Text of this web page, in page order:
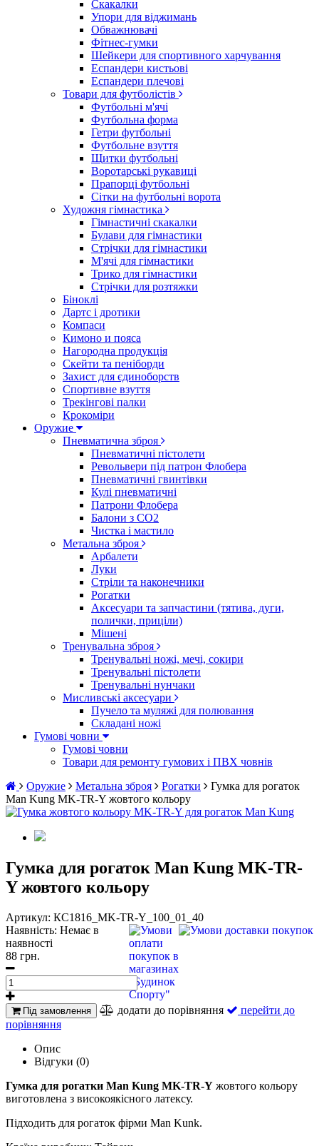
Скакалки
Упори для віджимань
Обважнювачі
Фітнес-гумки
Шейкери для спортивного харчування
Еспандери кистьові
Еспандери плечові
Товари для футболістів
Футбольні м'ячі
Футбольна форма
Гетри футбольні
Футбольне взуття
Щитки футбольні
Воротарські рукавиці
Прапорці футбольні
Сітки на футбольні ворота
Художня гімнастика
Гімнастичні скакалки
Булави для гімнастики
Стрічки для гімнастики
М'ячі для гімнастики
Трико для гімнастики
Стрічки для розтяжки
Біноклі
Дартс і дротики
Компаси
Кимоно и пояса
Нагородна продукція
Скейти та пеніборди
Захист для єдиноборств
Спортивне взуття
Трекінгові палки
Крокоміри
Оружие
Пневматична зброя
Пневматичні пістолети
Револьвери під патрон Флобера
Пневматичні гвинтівки
Кулі пневматичні
Патрони Флобера
Балони з CO2
Чистка і мастило
Метальна зброя
Арбалети
Луки
Стріли та наконечники
Рогатки
Аксесуари та запчастини (тятива, дуги,
полички, приціли)
Мішені
Тренувальна зброя
Тренувальні ножі, мечі, сокири
Тренувальні пістолети
Тренувальні нунчаки
Мисливські аксесуари
Пучело та муляжі для полювання
Складані ножі
Гумові човни
Гумові човни
Товари для ремонту гумових і ПВХ човнів
Оружие
Метальна зброя Рогатки
Гумка для рогаток
Man Kung MK-TR-Y жовтого кольору
Гумка для рогаток Man Kung MK-TR-
Y жовтого кольору
Артикул: КС1816_MK-TR-Y_100_01_40
Наявність: Немає в
наявності
88 грн.
Під замовлення додати до порівняння
перейти до
порівняння
Опис
Відгуки (0)
Гумка для рогатки Man Kung MK-TR-Y жовтого кольору
виготовлена з високоякісного латексу.
Підходить для рогаток фірми Man Kunk.